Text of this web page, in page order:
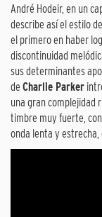
André Hodeir, en un
describe así el estilo
el primero en haber
discontinuidad
sus determinantes
de Charlie Parker
una gran complejidad
timbre muy fuerte,
onda lenta y